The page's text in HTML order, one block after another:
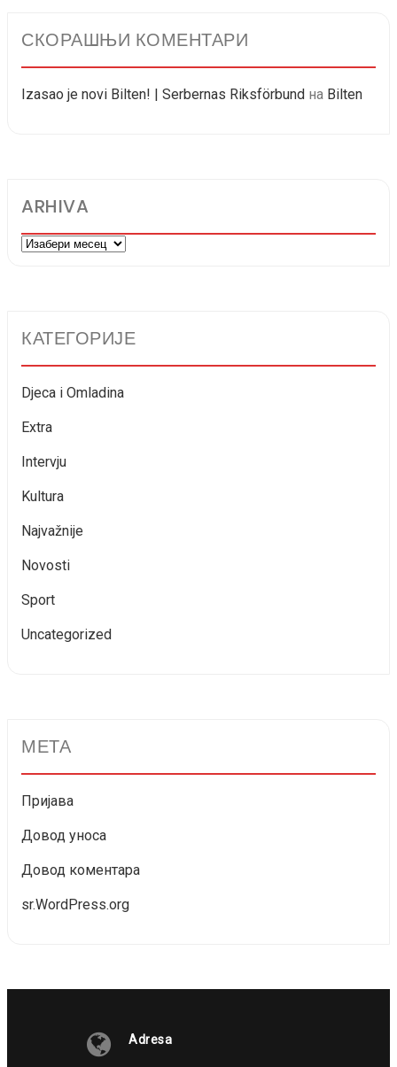
СКОРАШЊИ КОМЕНТАРИ
Izasao je novi Bilten! | Serbernas Riksförbund на Bilten
ARHIVA
Arhiva
КАТЕГОРИЈЕ
Djeca i Omladina
Extra
Intervju
Kultura
Najvažnije
Novosti
Sport
Uncategorized
МЕТА
Пријава
Довод уноса
Довод коментара
sr.WordPress.org
Adresa